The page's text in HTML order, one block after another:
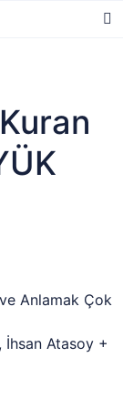
Anlamak Çok
İhsan Atasoy +